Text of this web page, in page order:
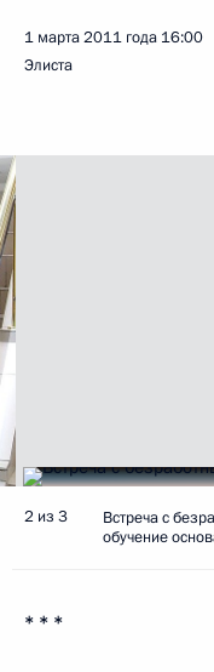
1 марта 2011 года 16:00
Элиста
2 из 3
Встреча с
обучение
* * *